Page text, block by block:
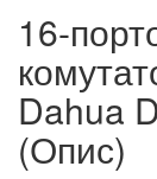
16-
Dahua
(Опис)